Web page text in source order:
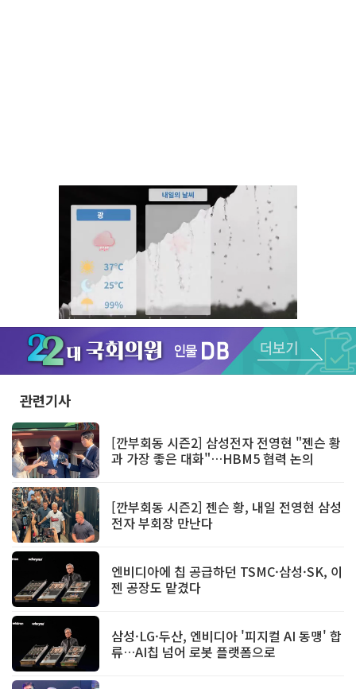
Unmute
관련기사
[깐부회동 시즌2] 삼성전자 전영현 "젠슨 황
과 가장 좋은 대화"…HBM5 협력 논의
[깐부회동 시즌2] 젠슨 황, 내일 전영현 삼성
전자 부회장 만난다
엔비디아에 칩 공급하던 TSMC·삼성·SK, 이
젠 공장도 맡겼다
삼성·LG·두산, 엔비디아 '피지컬 AI 동맹' 합
류…AI칩 넘어 로봇 플랫폼으로